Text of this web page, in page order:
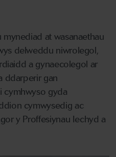
at wasanaethau
delweddu niwrolegol,
a gynaecolegol ar
ddarperir gan
cymhwyso gyda
cymwysedig ac
y Proffesiynau Iechyd a